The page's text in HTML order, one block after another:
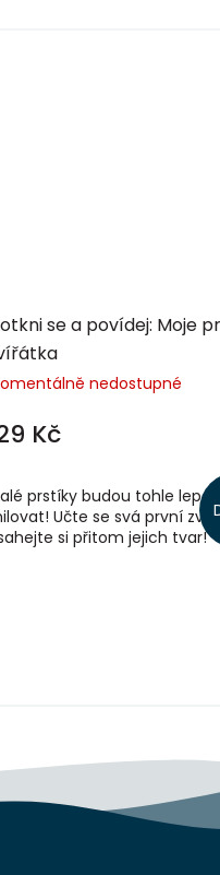
se a povídej: Moje
nedostupné
Kč
prstíky budou tohle
Učte se svá první
si přitom jejich tvar!